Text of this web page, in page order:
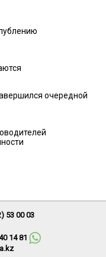
очередной
53 00 03
14 81